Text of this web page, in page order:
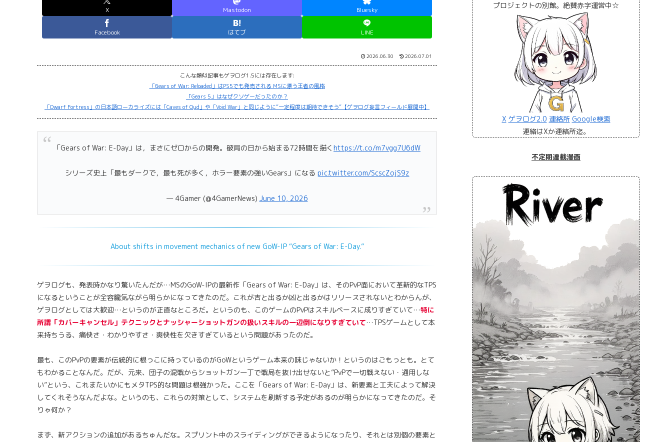
X Mastodon Bluesky
Facebook はてブ LINE
2026.06.30 2026.07.01
こんな類似記事もゲヲログ1.5には存在します:
「Gears of War: Reloaded」はPS5でも発売される MSに漂う王者の風格
「Gears 5」はなぜクソゲーだったのか？
「Dwarf Fortress」の日本語ローカライズには「Caves of Qud」や「Void War」と同じように”一定程度は期待できそう”【ゲヲログ妄言フィールド展開中】
「Gears of War: E-Day」は，まさにゼロからの開発。破局の日から始まる72時間を描く https://t.co/m7vgg7U6dW
シリーズ史上「最もダークで，最も死が多く，ホラー要素の強いGears」になる pic.twitter.com/ScscZojS9z
— 4Gamer (@4GamerNews) June 10, 2026
About shifts in movement mechanics of new GoW-IP “Gears of War: E-Day.”
ゲヲログも、発表時かなり驚いたんだが…MSのGoW-IPの最新作「Gears of War: E-Day」は、そのPvP面において革新的なTPS
になるということが全容朧気ながら明らかになってきたのだ。これが吉と出るか凶と出るかはリリースされないとわからんが、
ゲヲログとしては大歓迎…というのが正直なところだ。というのも、このゲームのPvPはスキルベースに成りすぎていて…特に
所謂「カバーキャンセル」テクニックとナッシャーショットガンの扱いスキルの一辺倒になりすぎていて…TPSゲームとして本
来持ちうる、痛快さ・わかりやすさ・爽快性を欠きすぎているという問題があったのだ。
最も、このPvPの要素が伝統的に根っこに持っているのがGoWというゲーム本来の味じゃないか！というのはごもっとも。とて
もわかることなんだ。だが、元来、団子の混戦からショットガン一丁で戦局を抜け出せないと”PvPで一切戦えない・通用しな
い”という、これまたいかにもメタTPS的な問題は根強かった。ここを「Gears of War: E-Day」は、新要素と工夫によって解決
してくれそうなんだよな。というのも、これらの対策として、システムを刷新する予定があるのが明らかになってきたのだ。そ
りゃ何か？
まず、新アクションの追加があるちゅんだな。スプリント中のスライディングができるようになったり、それとは別個の要素と
プロジェクトの別館。絶賛赤字運営中☆
X ゲヲログ2.0 連絡所 Google検索
連絡はXか連絡所迄。
不定期連載漫画